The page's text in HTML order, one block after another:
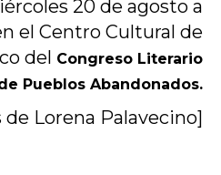
20 de agosto a
el Centro Cultural de
del Congreso Literario
Pueblos Abandonados.
de Lorena Palavecino]